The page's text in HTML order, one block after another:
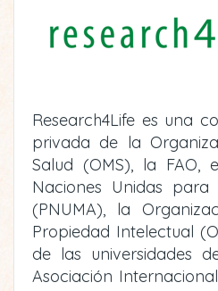
Research4Life es una
privada de la
Salud (OMS), la FAO,
Naciones Unidas
(PNUMA), la
Propiedad Intelectual
de las universidades
Asociación